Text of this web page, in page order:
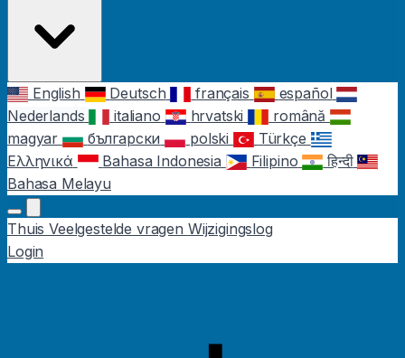
English Deutsch français
español
Nederlands
italiano hrvatski
română
magyar
български polski
Türkçe
Ελληνικά
Bahasa Indonesia Filipino
हिन्दी
Bahasa Melayu
ThuisVeelgestelde vragen Wijzigingslog
Login